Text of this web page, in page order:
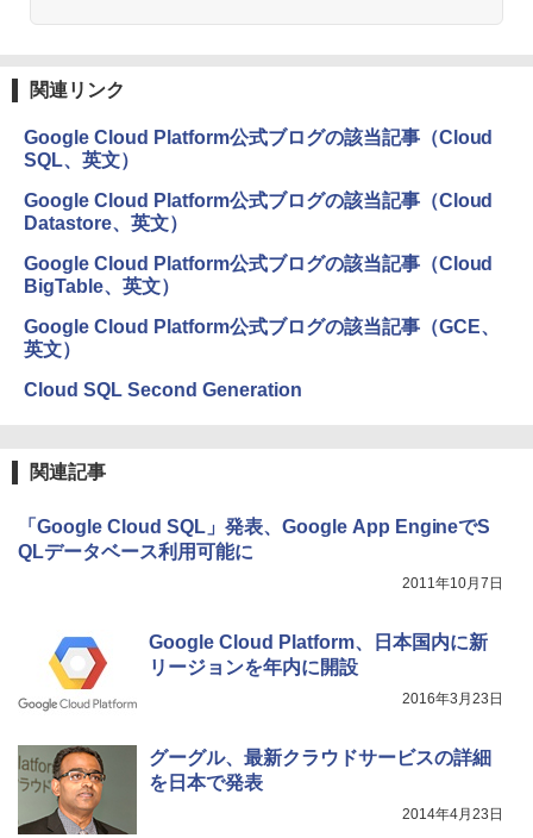
関連リンク
Google Cloud Platform公式ブログの該当記事（Cloud
SQL、英文）
Google Cloud Platform公式ブログの該当記事（Cloud
Datastore、英文）
Google Cloud Platform公式ブログの該当記事（Cloud
BigTable、英文）
Google Cloud Platform公式ブログの該当記事（GCE、
英文）
Cloud SQL Second Generation
関連記事
「Google Cloud SQL」発表、Google App EngineでS
QLデータベース利用可能に
2011年10月7日
Google Cloud Platform、日本国内に新
リージョンを年内に開設
2016年3月23日
グーグル、最新クラウドサービスの詳細
を日本で発表
2014年4月23日